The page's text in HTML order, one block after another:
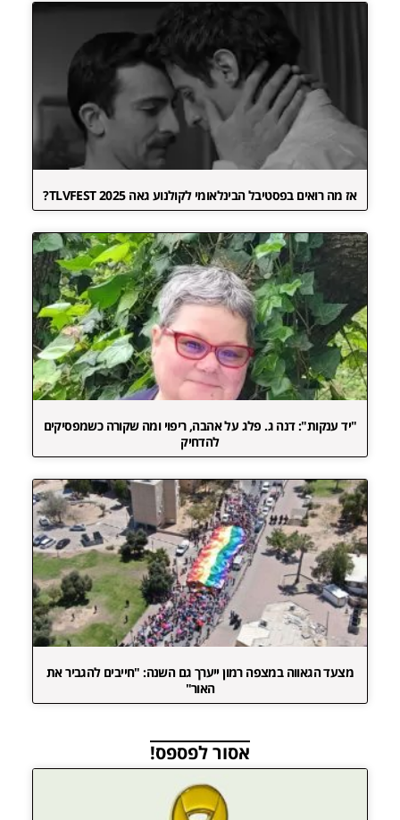
אז מה רואים בפסטיבל הבינלאומי לקולנוע גאה TLVFEST 2025?
"יד ענקות": דנה ג. פלג על אהבה, ריפוי ומה שקורה כשמפסיקים
להדחיק
מצעד הגאווה במצפה רמון ייערך גם השנה: "חייבים להגביר את
האור"
אסור לפספס!